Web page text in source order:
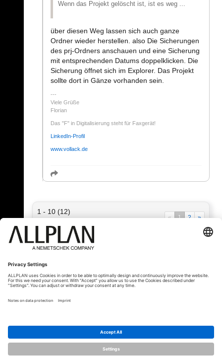
Wenn das Projekt gelöscht ist, ist es weg ...
über diesen Weg lassen sich auch ganze
Ordner wieder herstellen. also Die Sicherungen
des prj-Ordners anschauen und eine Sicherung
mit entsprechenden Datums doppelklicken. Die
Sicherung öffnet sich im Explorer. Das Projekt
sollte dort in Gänze vorhanden sein.
Viele Grüße
Florian
Das "F" in Digitalisierung steht für Faxgerät!
LinkedIn-Profil
www.vollack.de
1 - 10 (12)
« 1 2 »
« Zurück
© ALLPLAN Schweiz AG ALLPLAN ist Teil derNemetschek Group